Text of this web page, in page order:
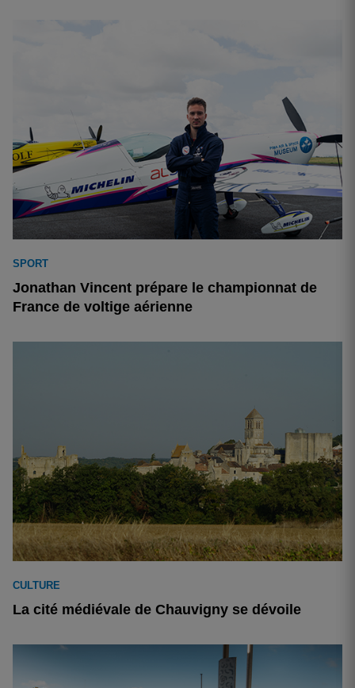
SPORT
Jonathan Vincent prépare le championnat de
France de voltige aérienne
CULTURE
La cité médiévale de Chauvigny se dévoile